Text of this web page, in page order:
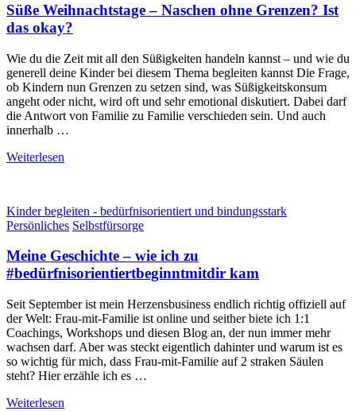
Süße Weihnachtstage – Naschen ohne Grenzen? Ist
das okay?
Wie du die Zeit mit all den Süßigkeiten handeln kannst – und wie du
generell deine Kinder bei diesem Thema begleiten kannst Die Frage,
ob Kindern nun Grenzen zu setzen sind, was Süßigkeitskonsum
angeht oder nicht, wird oft und sehr emotional diskutiert. Dabei darf
die Antwort von Familie zu Familie verschieden sein. Und auch
innerhalb …
Weiterlesen
Kinder begleiten - bedürfnisorientiert und bindungsstark
Persönliches Selbstfürsorge
Meine Geschichte – wie ich zu
#bedürfnisorientiertbeginntmitdir kam
Seit September ist mein Herzensbusiness endlich richtig offiziell auf
der Welt: Frau-mit-Familie ist online und seither biete ich 1:1
Coachings, Workshops und diesen Blog an, der nun immer mehr
wachsen darf. Aber was steckt eigentlich dahinter und warum ist es
so wichtig für mich, dass Frau-mit-Familie auf 2 straken Säulen
steht? Hier erzähle ich es …
Weiterlesen